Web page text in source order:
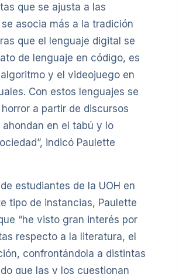
que se ajusta a las
asocia más a la tradición
que el lenguaje digital se
de lenguaje en código, es
y el videojuego en
Con estos lenguajes se
a partir de discursos
en el tabú y lo
indicó Paulette
estudiantes de la UOH en
tipo de instancias, Paulette
“he visto gran interés por
respecto a la literatura, el
confrontándola a distintas
que las y los cuestionan